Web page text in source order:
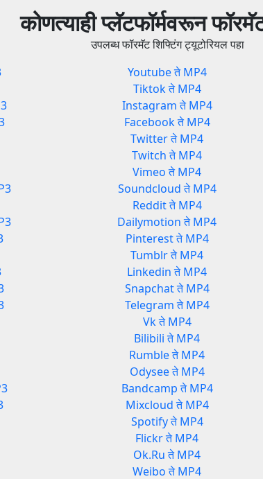
कोणत्याही प्लॅटफॉर्मवरून
उपलब्ध फॉरमॅट शिफ्टिंग ट्यूटोरियल पहा
Youtube ते MP4
Tiktok ते MP4
Instagram ते MP4
Facebook ते MP4
Twitter ते MP4
Twitch ते MP4
Vimeo ते MP4
Soundcloud ते MP4
Reddit ते MP4
Dailymotion ते MP4
Pinterest ते MP4
Tumblr ते MP4
Linkedin ते MP4
Snapchat ते MP4
Telegram ते MP4
Vk ते MP4
Bilibili ते MP4
Rumble ते MP4
Odysee ते MP4
Bandcamp ते MP4
Mixcloud ते MP4
Spotify ते MP4
Flickr ते MP4
Ok.Ru ते MP4
Weibo ते MP4